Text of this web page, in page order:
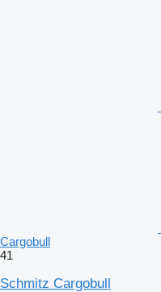
Cargobull
41
Schmitz Cargobull